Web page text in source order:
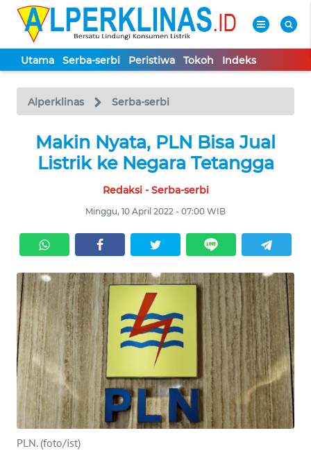
Utama Serba-serbi Peristiwa Tokoh Indeks
Alperklinas Serba-serbi
Makin Nyata, PLN Bisa Jual
Listrik ke Negara Tetangga
Redaksi - Serba-serbi
Minggu, 10 April 2022 - 07:00 WIB
PLN. (foto/ist)
TV
Tutup
UTAMA
PERISTIWA
TOKOH
Informasi
INDEKS
BERITA
KONTAK
KAMI
INFO